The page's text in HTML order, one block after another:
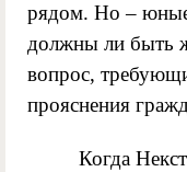
рядом. Но –
должны ли быть
вопрос,
прояснения
Когда